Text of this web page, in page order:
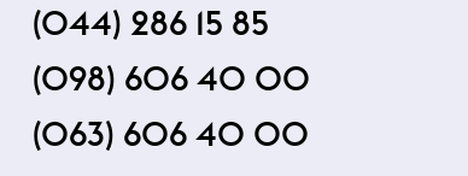
(044) 286 15 85
(098) 606 40 00
(063) 606 40 00